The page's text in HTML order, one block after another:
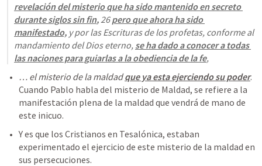
revelación del misterio que ha sido mantenido en secreto
durante siglos sin fin,26 pero que ahora ha sido
manifestado, y por las Escrituras de los profetas, conforme al
mandamiento del Dios eterno, se ha dado a conocer a todas
las naciones para guiarlas a la obediencia de la fe,
… el misterio de la maldad que ya esta ejerciendo su poder.
Cuando Pablo habla del misterio de Maldad, se refiere a la
manifestación plena de la maldad que vendrá de mano de
este inicuo.
Y es que los Cristianos en Tesalónica, estaban
experimentado el ejercicio de este misterio de la maldad en
sus persecuciones.